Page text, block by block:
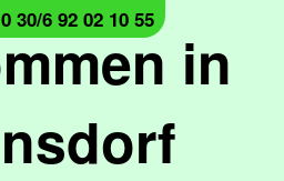
in
30/6 92 02 10 55